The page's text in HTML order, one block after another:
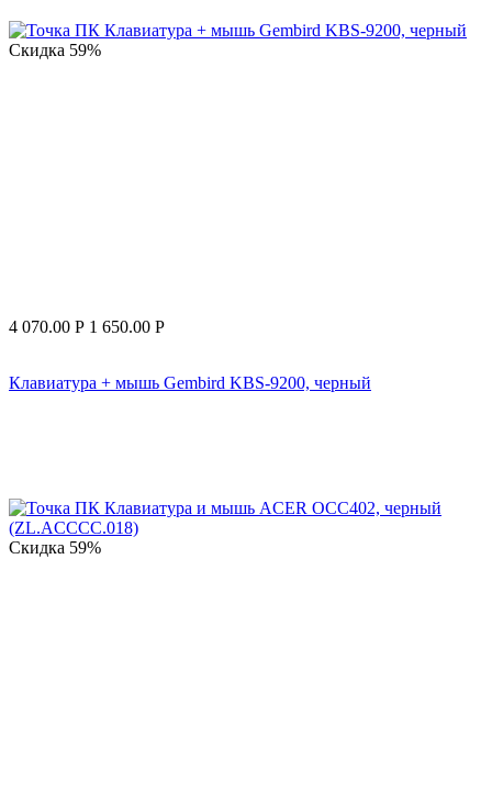
Скидка 59%
4 070.00 Р 1 650.00 Р
Клавиатура + мышь Gembird KBS-9200, черный
Скидка 59%